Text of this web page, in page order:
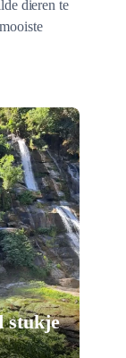
dieren te
stukje